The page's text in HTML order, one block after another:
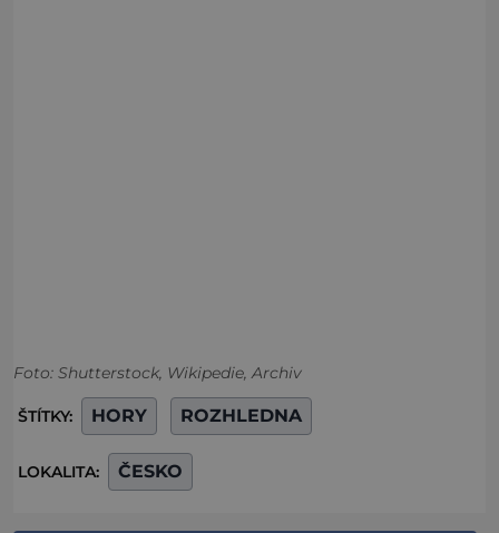
Foto: Shutterstock, Wikipedie, Archiv
ŠTÍTKY: HORY ROZHLEDNA
LOKALITA: ČESKO